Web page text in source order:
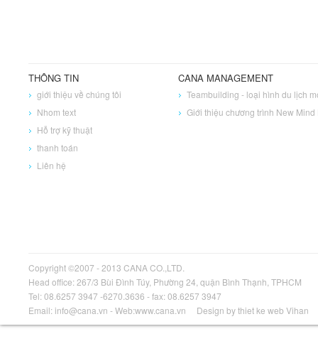
THÔNG TIN
giới thiệu về chúng tôi
Nhom text
Hỗ trợ kỹ thuật
thanh toán
Liên hệ
CANA MANAGEMENT
Teambuilding - loại hình du lịch
Giới thiệu chương trình New Mind
Copyright ©2007 - 2013 CANA CO.,LTD.
Head office: 267/3 Bùi Đình Túy, Phường 24, quận Bình Thạnh, TPHCM
Tel: 08.6257 3947 -6270.3636 - fax: 08.6257 3947
Email: info@cana.vn - Web:www.cana.vn Design bythiet ke web Vihan